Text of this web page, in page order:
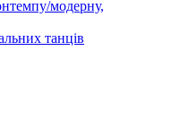
модерну,
танців